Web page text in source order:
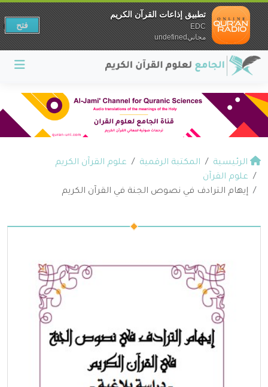
الرئيسية المكتبة الرقمية
علوم القرآن الكريم
علوم القرآن
إيهام الترادف في نصوص الجنة في القرآن الكريم
تطبيق إذاعات القرآن الكريم
EDC
مجانيundefined
فتح